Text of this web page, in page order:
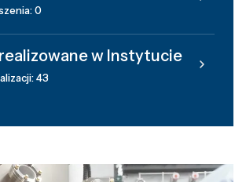
0
w Instytucie
43